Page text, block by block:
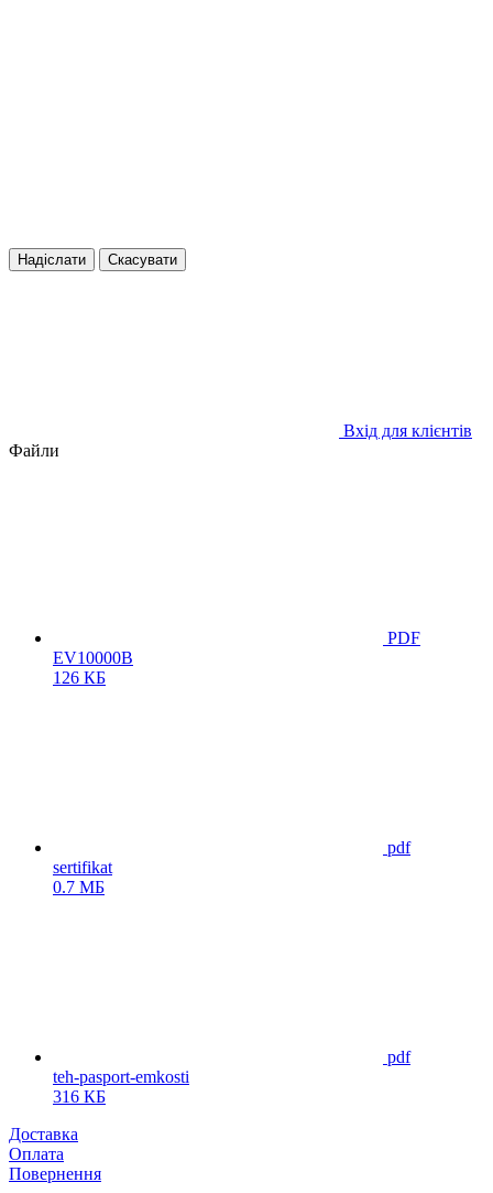
Надіслати Скасувати
Вхід для клієнтів
Файли
PDF
EV10000B
126 КБ
pdf
sertifikat
0.7 МБ
pdf
teh-pasport-emkosti
316 КБ
Доставка
Оплата
Повернення